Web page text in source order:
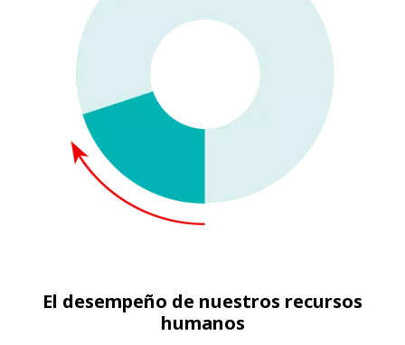
El desempeño de nuestros recursos
humanos